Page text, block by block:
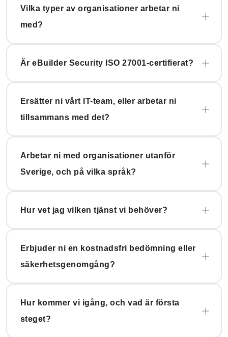
Vilka typer av organisationer arbetar ni
med?
Är eBuilder Security ISO 27001-certifierat?
Ersätter ni vårt IT-team, eller arbetar ni
tillsammans med det?
Arbetar ni med organisationer utanför
Sverige, och på vilka språk?
Hur vet jag vilken tjänst vi behöver?
Erbjuder ni en kostnadsfri bedömning eller
säkerhetsgenomgång?
Hur kommer vi igång, och vad är första
steget?